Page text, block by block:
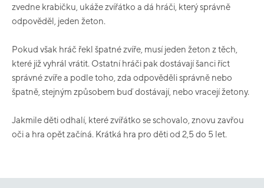
zvedne krabičku, ukáže zvířátko a dá hráči, který správně
odpověděl, jeden žeton.
Pokud však hráč řekl špatné zvíře, musí jeden žeton z těch,
které již vyhrál vrátit. Ostatní hráči pak dostávají šanci říct
správné zvíře a podle toho, zda odpověděli správně nebo
špatně, stejným způsobem buď dostávají, nebo vracejí žetony.
Jakmile děti odhalí, které zvířátko se schovalo, znovu zavřou
oči a hra opět začíná. Krátká hra pro děti od 2,5 do 5 let.